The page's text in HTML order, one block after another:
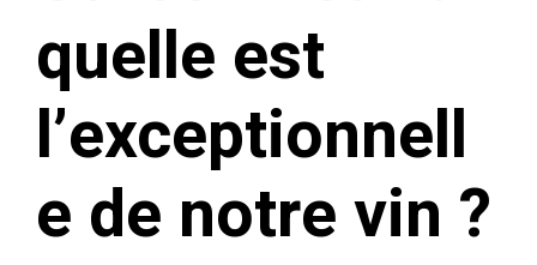
quelle est
l’exceptionnell
e de notre vin ?